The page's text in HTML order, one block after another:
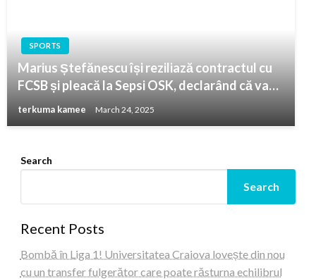
SPORTS
Marius Ștefănescu își reziliază contractul cu
FCSB și pleacă la Sepsi OSK, declarând că va…
terkuma kamee March 24, 2025
Search
Search
Recent Posts
Bombă în Liga 1! Universitatea Craiova lovește din nou
cu un transfer fulgerător care poate răsturna echilibrul